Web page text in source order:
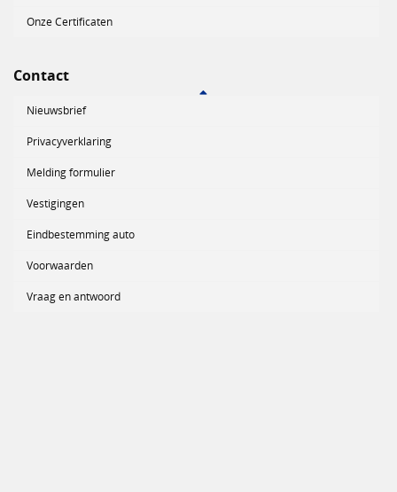
Onze Certificaten
Contact
Nieuwsbrief
Privacyverklaring
Melding formulier
Vestigingen
Eindbestemming auto
Voorwaarden
Vraag en antwoord